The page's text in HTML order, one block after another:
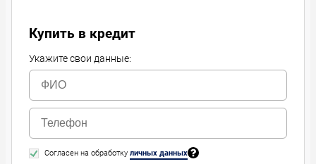
Купить в кредит
Укажите свои данные:
Согласен на обработку личных данных